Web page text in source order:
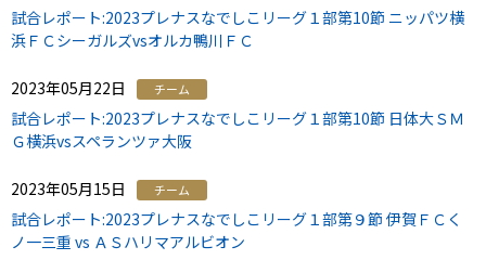
試合レポート:2023プレナスなでしこリーグ１部第10節 ニッパツ横
浜ＦＣシーガルズvsオルカ鴨川ＦＣ
2023年05月22日 チーム
試合レポート:2023プレナスなでしこリーグ１部第10節 日体大ＳＭ
Ｇ横浜vsスペランツァ大阪
2023年05月15日 チーム
試合レポート:2023プレナスなでしこリーグ１部第９節 伊賀ＦＣく
ノ一三重 vs ＡＳハリマアルビオン